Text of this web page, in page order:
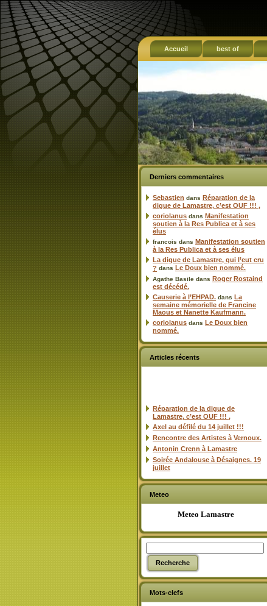
Accueil best of
Derniers commentaires
Sebastien dans Réparation de la
digue de Lamastre, c’est OUF !!! ,
coriolanus dans Manifestation
soutien à la Res Publica et à ses
élus
francois dans Manifestation soutien
à la Res Publica et à ses élus
La digue de Lamastre, qui l’eut cru
? dans Le Doux bien nommé.
Agathe Basile dans Roger Rostaind
est décédé.
Causerie à l’EHPAD. dans La
semaine mémorielle de Francine
Maous et Nanette Kaufmann.
coriolanus dans Le Doux bien
nommé.
Articles récents
Réparation de la digue de
Lamastre, c’est OUF !!! ,
Axel au défilé du 14 juillet !!!
Rencontre des Artistes à Vernoux.
Antonin Crenn à Lamastre
Soirée Andalouse à Désaignes. 19
juillet
Meteo
Meteo Lamastre
Mots-clefs